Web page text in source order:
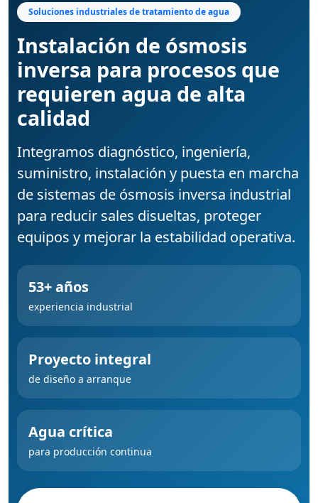
Soluciones industriales de tratamiento de agua
Instalación de ósmosis
inversa para procesos que
requieren agua de alta
calidad
Integramos diagnóstico, ingeniería,
suministro, instalación y puesta en marcha
de sistemas de ósmosis inversa industrial
para reducir sales disueltas, proteger
equipos y mejorar la estabilidad operativa.
53+ años
experiencia industrial
Proyecto integral
de diseño a arranque
Agua crítica
para producción continua